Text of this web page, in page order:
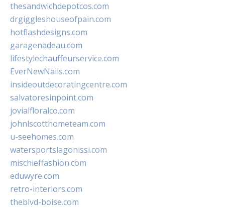
thesandwichdepotcos.com
drgiggleshouseofpain.com
hotflashdesigns.com
garagenadeau.com
lifestylechauffeurservice.com
EverNewNails.com
insideoutdecoratingcentre.com
salvatoresinpoint.com
jovialfloralco.com
johnlscotthometeam.com
u-seehomes.com
watersportslagonissi.com
mischieffashion.com
eduwyre.com
retro-interiors.com
theblvd-boise.com